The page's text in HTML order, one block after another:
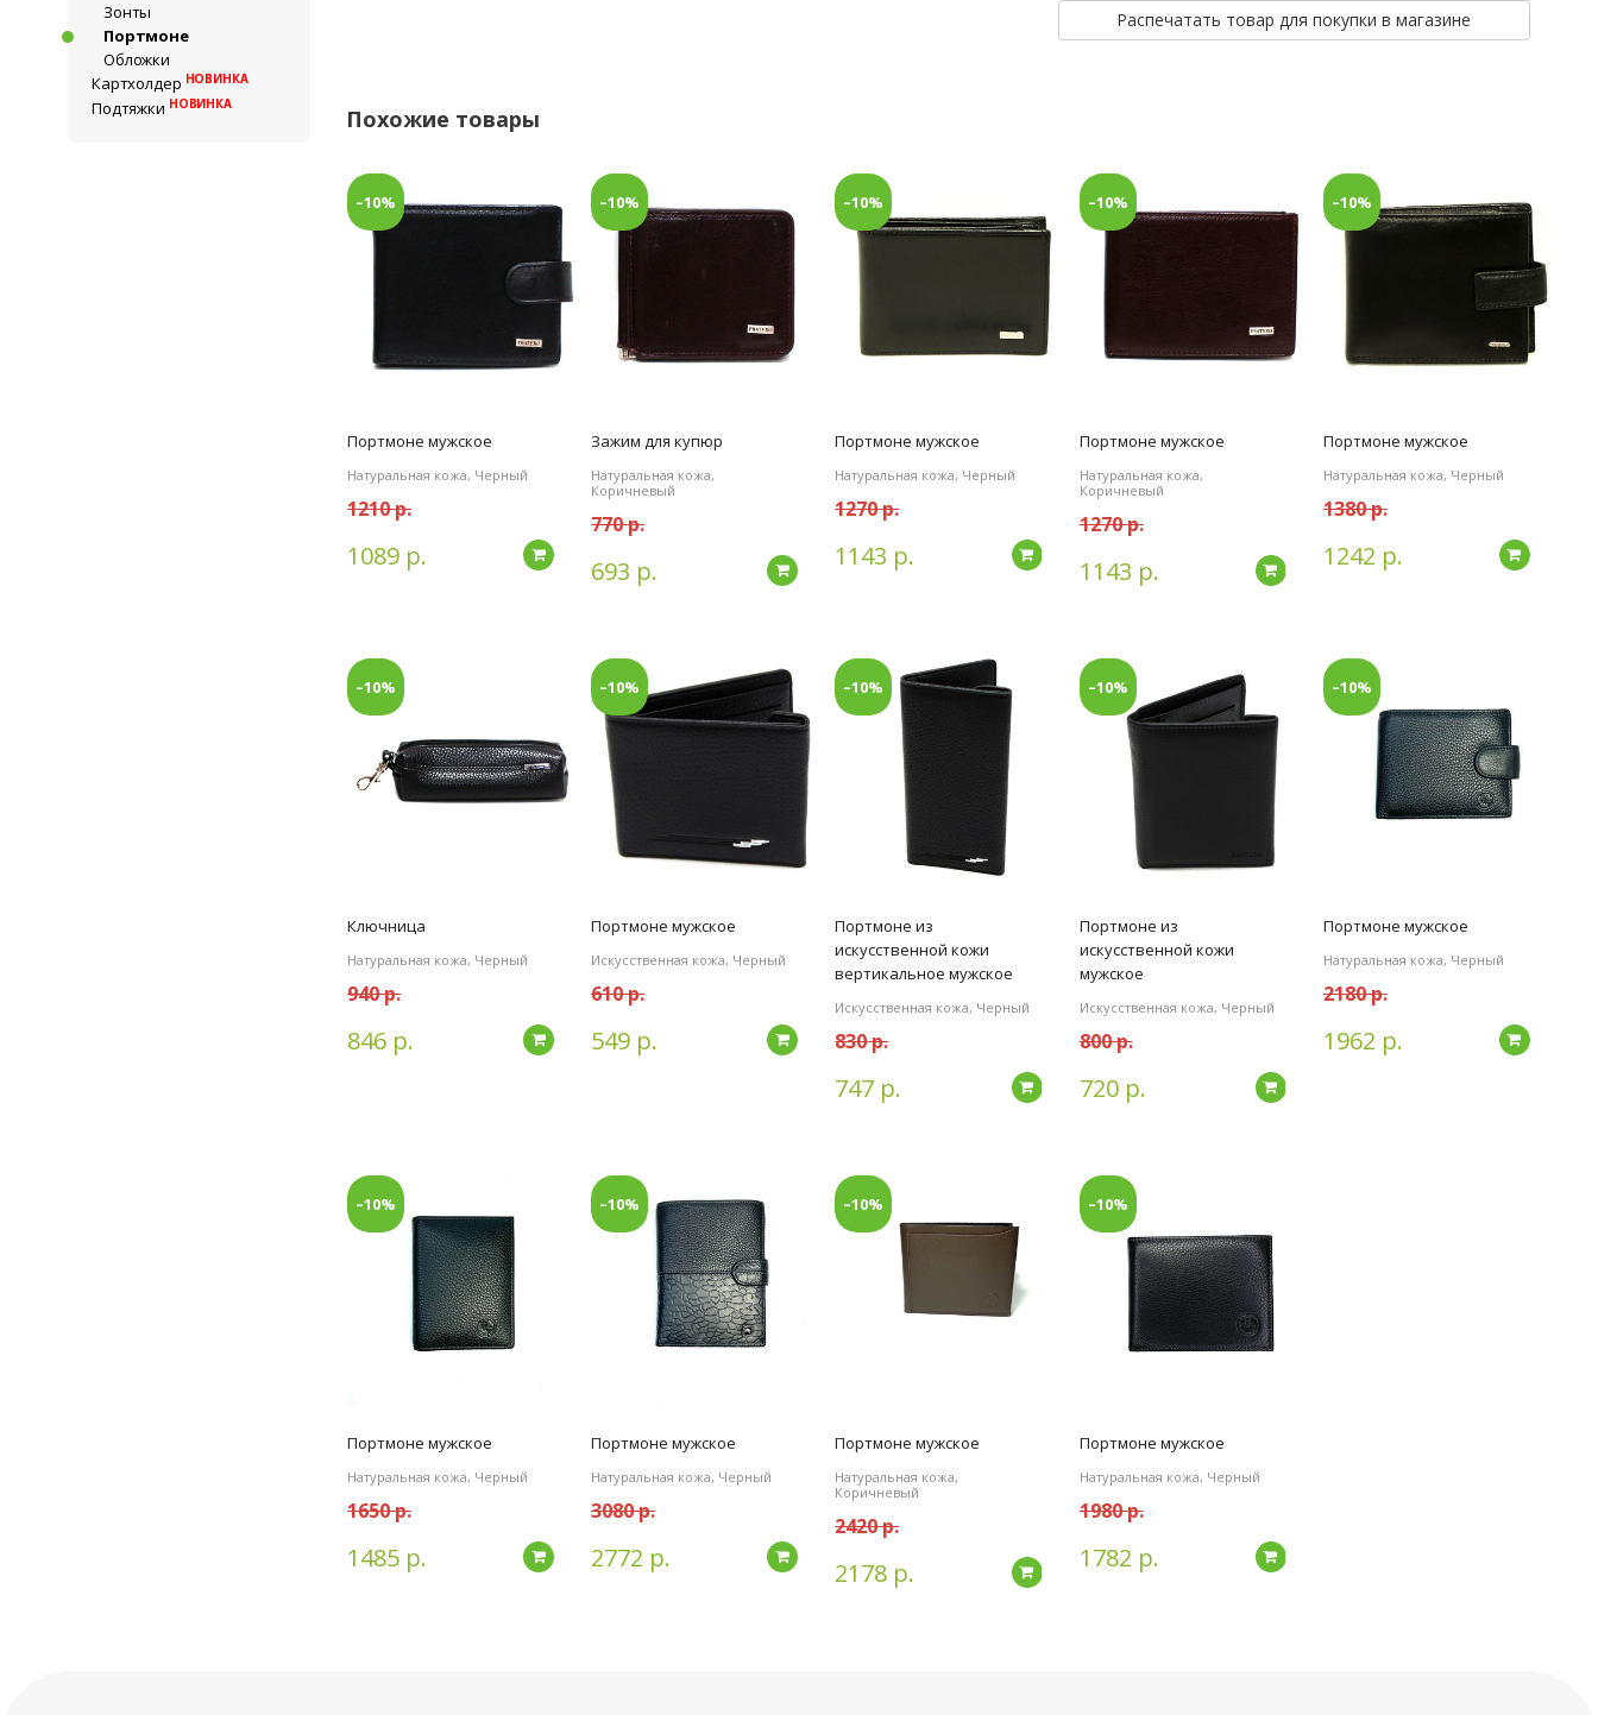
Зонты
Портмоне
Обложки
Картхолдер НОВИНКА
Подтяжки НОВИНКА
Распечатать товар для покупки в магазине
Похожие товары
–10%
Портмоне мужское
Натуральная кожа, Черный
1210 р.
1089 р. Подробнее
–10%
Зажим для купюр
Натуральная кожа,
Коричневый
770 р.
693 р. Подробнее
–10%
Портмоне мужское
Натуральная кожа, Черный
1270 р.
1143 р. Подробнее
–10%
Портмоне мужское
Натуральная кожа,
Коричневый
1270 р.
1143 р. Подробнее
–10%
Портмоне мужское
Натуральная кожа, Черный
1380 р.
1242 р.
–10%
Ключница
Натуральная кожа, Черный
940 р.
846 р. Подробнее
–10%
Портмоне мужское
Искусственная кожа, Черный
610 р.
549 р. Подробнее
–10%
Портмоне из
искусственной кожи
вертикальное мужское
Искусственная кожа, Черный
830 р.
747 р. Подробнее
–10%
Портмоне из
искусственной кожи
мужское
Искусственная кожа, Черный
800 р.
720 р. Подробнее
–10%
Портмоне мужское
Натуральная кожа, Черный
2180 р.
1962 р.
–10%
Портмоне мужское
Натуральная кожа, Черный
1650 р.
1485 р. Подробнее
–10%
Портмоне мужское
Натуральная кожа, Черный
3080 р.
2772 р. Подробнее
–10%
Портмоне мужское
Натуральная кожа,
Коричневый
2420 р.
2178 р. Подробнее
–10%
Портмоне мужское
Натуральная кожа, Черный
1980 р.
1782 р. Подробнее